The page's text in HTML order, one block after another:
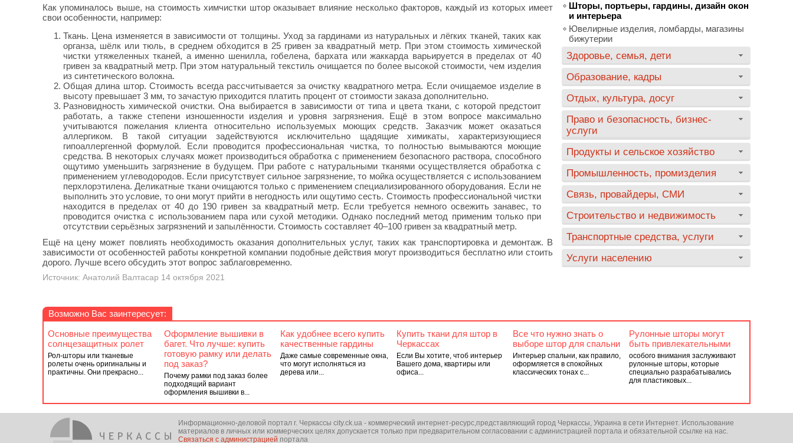
Как упоминалось выше, на стоимость химчистки штор оказывает влияние несколько факторов, каждый из которых имеет
свои особенности, например:
Ткань. Цена изменяется в зависимости от толщины. Уход за гардинами из натуральных и лёгких тканей, таких как
органза, шёлк или тюль, в среднем обходится в 25 гривен за квадратный метр. При этом стоимость химической
чистки утяжеленных тканей, а именно шенилла, гобелена, бархата или жаккарда варьируется в пределах от 40
гривен за квадратный метр. При этом натуральный текстиль очищается по более высокой стоимости, чем изделия
из синтетического волокна.
Общая длина штор. Стоимость всегда рассчитывается за очистку квадратного метра. Если очищаемое изделие в
высоту превышает 3 мм, то зачастую приходится платить процент от стоимости заказа дополнительно.
Разновидность химической очистки. Она выбирается в зависимости от типа и цвета ткани, с которой предстоит
работать, а также степени изношенности изделия и уровня загрязнения. Ещё в этом вопросе максимально
учитываются пожелания клиента относительно используемых моющих средств. Заказчик может оказаться
аллергиком. В такой ситуации задействуются исключительно щадящие химикаты, характеризующиеся
гипоаллергенной формулой. Если проводится профессиональная чистка, то полностью вымываются моющие
средства. В некоторых случаях может производиться обработка с применением безопасного раствора, способного
ощутимо уменьшить загрязнение в будущем. При работе с натуральными тканями осуществляется обработка с
применением углеводородов. Если присутствует сильное загрязнение, то мойка осуществляется с использованием
перхлорэтилена. Деликатные ткани очищаются только с применением специализированного оборудования. Если не
выполнить это условие, то они могут прийти в негодность или ощутимо сесть. Стоимость профессиональной чистки
находится в пределах от 40 до 190 гривен за квадратный метр. Если требуется немного освежить занавес, то
проводится очистка с использованием пара или сухой методики. Однако последний метод применим только при
отсутствии серьёзных загрязнений и запылённости. Стоимость составляет 40–100 гривен за квадратный метр.
Ещё на цену может повлиять необходимость оказания дополнительных услуг, таких как транспортировка и демонтаж. В
зависимости от особенностей работы конкретной компании подобные действия могут производиться бесплатно или стоить
дорого. Лучше всего обсудить этот вопрос заблаговременно.
Источник: Анатолий Валтасар 14 октября 2021
Шторы, портьеры, гардины, дизайн окон
и интерьера
Ювелирные изделия, ломбарды, магазины
бижутерии
Здоровье, семья, дети
Образование, кадры
Отдых, культура, досуг
Право и безопасность, бизнес-
услуги
Продукты и сельское хозяйство
Промышленность, промизделия
Связь, провайдеры, СМИ
Строительство и недвижимость
Транспортные средства, услуги
Услуги населению
Возможно Вас заинтересует:
Основные преимущества
солнцезащитных ролет
Рол-шторы или тканевые
ролеты очень оригинальны и
практичны. Они прекрасно...
Оформление вышивки в
багет. Что лучше: купить
готовую рамку или делать
под заказ?
Почему рамки под заказ более
подходящий вариант
оформления вышивки в...
Как удобнее всего купить
качественные гардины
Даже самые современные окна,
что могут исполняться из
дерева или...
Купить ткани для штор в
Черкассах
Если Вы хотите, чтоб интерьер
Вашего дома, квартиры или
офиса...
Все что нужно знать о
выборе штор для спальни
Интерьер спальни, как правило,
оформляется в спокойных
классических тонах с...
Рулонные шторы могут
быть привлекательными
особого внимания заслуживают
рулонные шторы, которые
специально разрабатывались
для пластиковых...
Информационно-деловой портал г. Черкассы city.ck.ua - коммерческий интернет-ресурс,представляющий город Черкассы, Украина в сети Интернет. Использование
материалов в личных или коммерческих целях допускается только при предварительном согласовании с администрацией портала и обязательной ссылке на нас.
Связаться с администрацией портала